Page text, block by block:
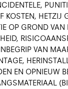
KOSTEN, HETZIJ
OP GROND VAN
VAN
EN OPNIEUW